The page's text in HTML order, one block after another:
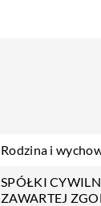
Rodzina i
SPÓŁKI
ZAWARTEJ